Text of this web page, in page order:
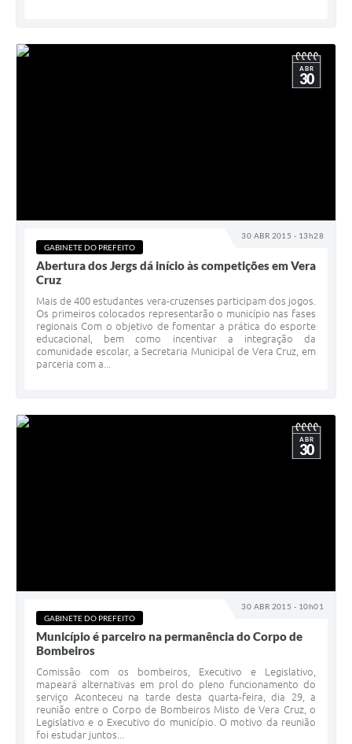
30 ABR 2015 - 13h28
ABR
30
GABINETE DO PREFEITO
Abertura dos Jergs dá início às competições em Vera
Cruz
Mais de 400 estudantes vera-cruzenses participam dos jogos.
Os primeiros colocados representarão o município nas fases
regionais Com o objetivo de fomentar a prática do esporte
educacional, bem como incentivar a integração da
comunidade escolar, a Secretaria Municipal de Vera Cruz, em
parceria com a...
30 ABR 2015 - 10h01
ABR
30
GABINETE DO PREFEITO
Município é parceiro na permanência do Corpo de
Bombeiros
Comissão com os bombeiros, Executivo e Legislativo,
mapeará alternativas em prol do pleno funcionamento do
serviço Aconteceu na tarde desta quarta-feira, dia 29, a
reunião entre o Corpo de Bombeiros Misto de Vera Cruz, o
Legislativo e o Executivo do município. O motivo da reunião
foi estudar juntos...